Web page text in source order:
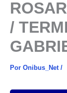
/
Por Onibus_Net /